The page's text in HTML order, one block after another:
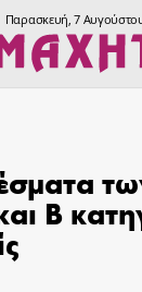
Παρασκευή, 7
Β